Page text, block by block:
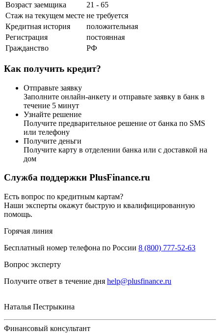
Возраст заемщика
21 - 65
Стаж на текущем месте не требуется
Кредитная история
положительная
Регистрация
постоянная
Гражданство
РФ
Как получить кредит?
Отправьте заявку
Заполните онлайн-анкету и отправьте заявку в банк в
течение 5 минут
Узнайте решение
Получите предварительное решение от банка по SMS
или телефону
Получите деньги
Получите карту в отделении банка или с доставкой на
дом
Служба поддержки PlusFinance.ru
Есть вопрос по кредитным картам?
Наши эксперты окажут быструю и квалифицированную
помощь.
Горячая линия
Бесплатный номер телефона по России 8 (800) 777-52-63
Вопрос эксперту
Получите ответ в течение дня help@plusfinance.ru
Наталья Пестрыкина
Финансовый консультант